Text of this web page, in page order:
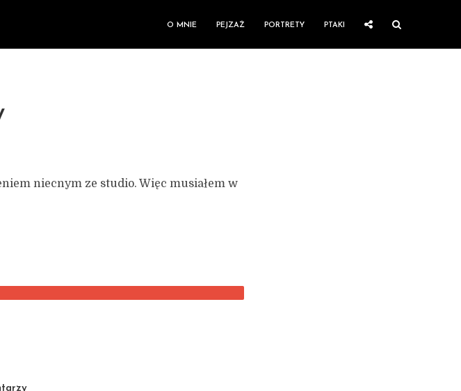
O MNIE PEJZAŻ PORTRETY PTAKI
niecnym ze studio. Więc musiałem w